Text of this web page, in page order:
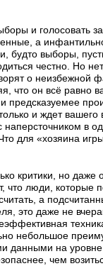
и голосовать
а
будто выборы,
честно. Но
о неизбежной
что он всё равно
и ждет
наперсточником в
для «хозяина
критики, но
что люди, которые
а
это даже не
небольшое
данными на
чем